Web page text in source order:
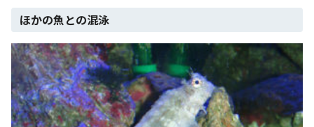
ほかの魚との混泳